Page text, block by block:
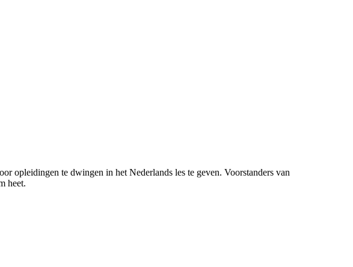
opleidingen te dwingen in het Nederlands les te geven. Voorstanders van
heet.